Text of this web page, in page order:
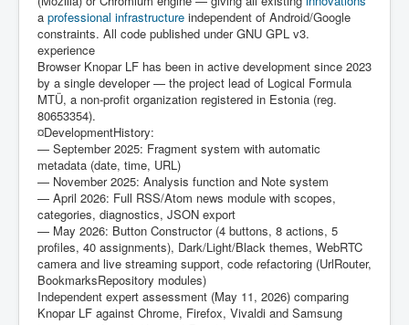
a professional infrastructure independent of Android/Google
constraints. All code published under GNU GPL v3.
experience
Browser Knopar LF has been in active development since 2023
by a single developer — the project lead of Logical Formula
MTÜ, a non-profit organization registered in Estonia (reg.
80653354).
¤DevelopmentHistory:
— September 2025: Fragment system with automatic
metadata (date, time, URL)
— November 2025: Analysis function and Note system
— April 2026: Full RSS/Atom news module with scopes,
categories, diagnostics, JSON export
— May 2026: Button Constructor (4 buttons, 8 actions, 5
profiles, 40 assignments), Dark/Light/Black themes, WebRTC
camera and live streaming support, code refactoring (UrlRouter,
BookmarksRepository modules)
Independent expert assessment (May 11, 2026) comparing
Knopar LF against Chrome, Firefox, Vivaldi and Samsung